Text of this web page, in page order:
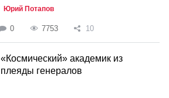
Юрий Потапов
0 7753 10
«Космический» академик из
плеяды генералов